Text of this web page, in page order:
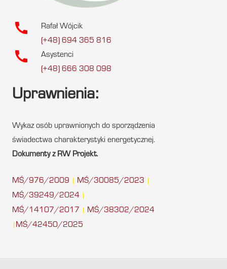
call
Rafał Wójcik
(+48) 694 365 816
call
Asystenci
(+48) 666 308 098
Uprawnienia:
Wykaz osób uprawnionych do sporządzenia
świadectwa charakterystyki energetycznej.
Dokumenty z RW Projekt.
MŚ/976/2009 MŚ/30085/2023
MŚ/39249/2024
MŚ/14107/2017 MŚ/38302/2024
MŚ/42450/2025